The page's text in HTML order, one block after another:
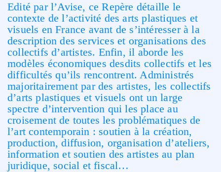
Edité par l’Avise, ce Repère détaille le
contexte de l’activité des arts plastiques et
visuels en France avant de s’intéresser à la
description des services et organisations des
collectifs d’artistes. Enfin, il aborde les
modèles économiques desdits collectifs et les
difficultés qu’ils rencontrent. Administrés
majoritairement par des artistes, les collectifs
d’arts plastiques et visuels ont un large
spectre d’intervention qui les place au
croisement de toutes les problématiques de
l’art contemporain : soutien à la création,
production, diffusion, organisation d’ateliers,
information et soutien des artistes au plan
juridique, social et fiscal…